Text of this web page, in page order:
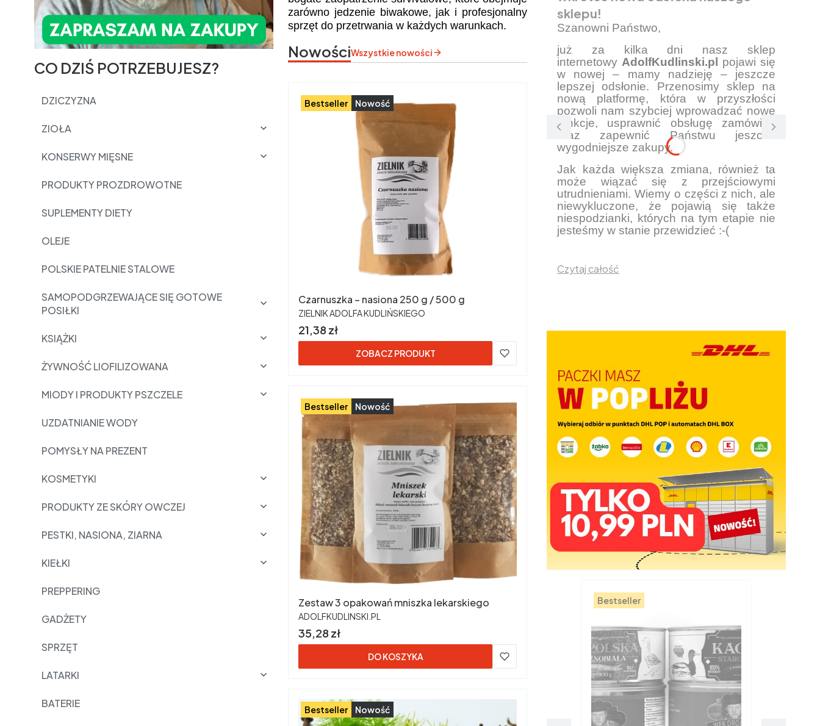
CO DZIŚ POTRZEBUJESZ?
DZICZYZNA
ZIOŁA
KONSERWY MIĘSNE
PRODUKTY PROZDROWOTNE
SUPLEMENTY DIETY
OLEJE
POLSKIE PATELNIE STALOWE
SAMOPODGRZEWAJĄCE SIĘ GOTOWE
POSIŁKI
KSIĄŻKI
ŻYWNOŚĆ LIOFILIZOWANA
MIODY I PRODUKTY PSZCZELE
UZDATNIANIE WODY
POMYSŁY NA PREZENT
KOSMETYKI
PRODUKTY ZE SKÓRY OWCZEJ
PESTKI, NASIONA, ZIARNA
KIEŁKI
PREPPERING
GADŻETY
SPRZĘT
LATARKI
BATERIE
zarówno jedzenie biwakowe, jak i profesjonalny
sprzęt do przetrwania w każdych warunkach.
NowościWszystkie nowości
Bestseller Nowość
Czarnuszka – nasiona 250 g / 500 g
PRODUCENT
ZIELNIK ADOLFA KUDLIŃSKIEGO
Cena
21,38 zł
ZOBACZ PRODUKT
Bestseller Nowość
Zestaw 3 opakowań mniszka lekarskiego
PRODUCENT
ADOLFKUDLINSKI.PL
Cena
35,28 zł
DO KOSZYKA
Bestseller Nowość
sklepu!
Szanowni Państwo,
już za kilka dni nasz sklep
internetowy AdolfKudlinski.pl
pojawi się
w nowej – mamy nadzieję – jeszcze
lepszej odsłonie. Przenosimy sklep na
nową platformę, która w przyszłości
pozwoli nam szybciej wprowadzać nowe
funkcje, usprawnić obsługę zamówień
oraz zapewnić Państwu jeszcze
wygodniejsze zakupy.
Jak każda większa zmiana, również ta
może wiązać się z przejściowymi
utrudnieniami. Wiemy o części z nich, ale
niewykluczone, że pojawią się także
niespodzianki, których na tym etapie nie
jesteśmy w stanie przewidzieć :-(
Czytaj całość
Bestseller